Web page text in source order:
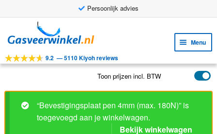
Persoonlijk advies
door
navigatie
naar
inhoud
Menu
Tools
Toepassingen
Klantenservice
9.2 —5110 Kiyoh reviews
Toon prijzen incl. BTW
“Bevestigingsplaat pen 4mm (max. 180N)” is
toegevoegd aan je winkelwagen.
Bekijk winkelwagen